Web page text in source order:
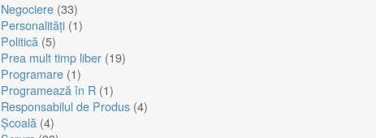
Negociere (33)
Personalități (1)
Politică (5)
Prea mult timp liber (19)
Programare (1)
Programează în R (1)
Responsabilul de Produs (4)
Școală (4)